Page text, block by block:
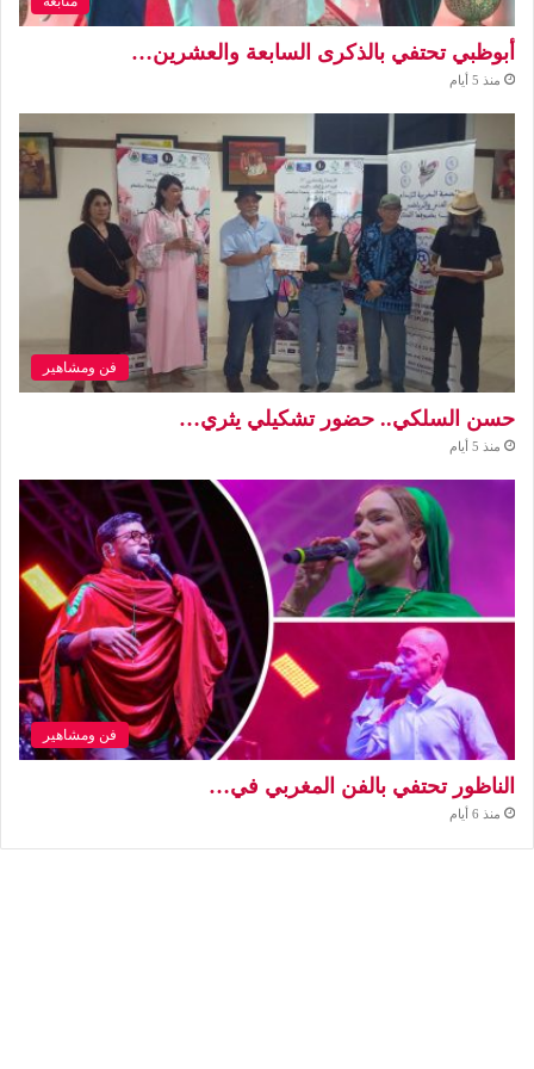
أبوظبي تحتفي بالذكرى السابعة والعشرين…
منذ 5 أيام
فن ومشاهير
حسن السلكي.. حضور تشكيلي يثري…
منذ 5 أيام
فن ومشاهير
الناظور تحتفي بالفن المغربي في…
منذ 6 أيام